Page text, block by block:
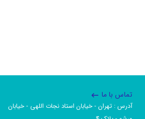
تماس با ما
آدرس :‌ تهران - خیابان استاد نجات اللهی - خیابان